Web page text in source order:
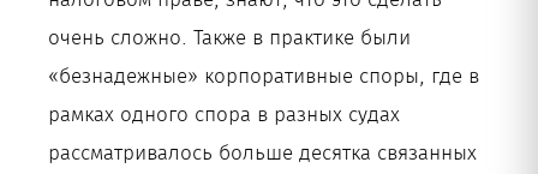
очень сложно. Также в практике были
«безнадежные» корпоративные споры, где в
рамках одного спора в разных судах
рассматривалось больше десятка связанных